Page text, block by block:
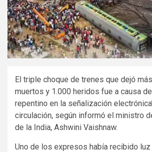
El triple choque de trenes que dejó
muertos y 1.000 heridos fue a causa de
repentino en la señalización
circulación, según informó el ministro
de la India, Ashwini Vaishnaw.
Uno de los expresos había recibido luz